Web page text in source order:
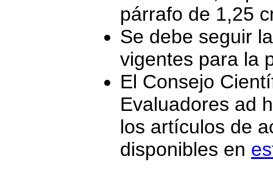
párrafo de 1,25
Se debe seguir
vigentes para la
El Consejo
Evaluadores ad
los artículos de
disponibles en